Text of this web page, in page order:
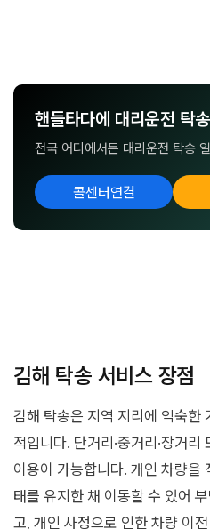
핸들타다에 대리운전 탁
전국 어디에서든 대리운전 탁송
콜센터연결
김해 탁송 서비스 장점
김해 탁송은 지역 지리에 익숙한
적입니다. 단거리·중거리·장거
이용이 가능합니다. 개인 차량을
태를 유지한 채 이동할 수 있어
고, 개인 사정으로 인한 차량 이